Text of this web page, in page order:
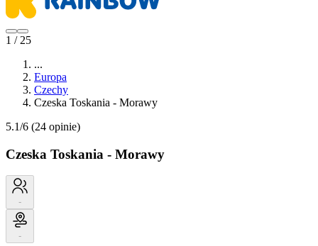
1 / 25
...
Europa
Czechy
Czeska Toskania - Morawy
5.1/6 (24 opinie)
Czeska Toskania - Morawy
-
-